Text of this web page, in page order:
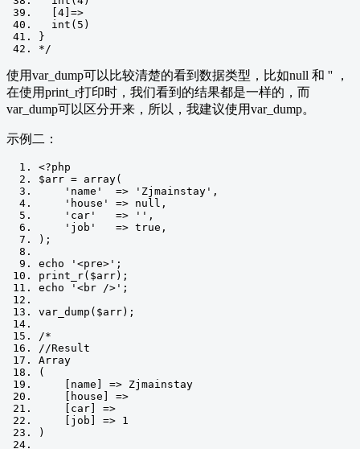
  [4]=>
  int(5)
}
*/
使用var_dump可以比较清楚的看到数据类型，比如null 和 '' ，
在使用print_r打印时，我们看到的结果都是一样的，而
var_dump可以区分开来，所以，我建议使用var_dump。
示例二：
<?php
$arr = array(
'name'
=> 'Zjmainstay' ,
'house'
=> null ,
'car'
=> '' ,
'job'
=> true ,
);
echo
'<pre>' ;
print_r( $arr);
echo
'<br />' ;
var_dump ( $arr);
/*
//Result
Array
(
    [name] => Zjmainstay
    [house] =>
    [car] =>
    [job] => 1
)